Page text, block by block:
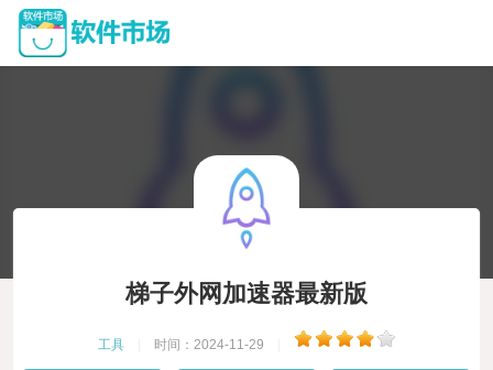
梯子外网加速器最新版
工具 时间：2024-11-29